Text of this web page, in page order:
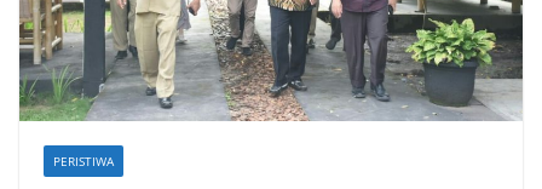
PERISTIWA